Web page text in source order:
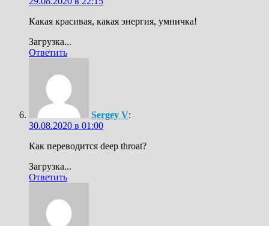
Какая красивая, какая энергия, умничка!
Загрузка...
Ответить
Sergey V:
30.08.2020 в 01:00
Как переводится deep throat?
Загрузка...
Ответить